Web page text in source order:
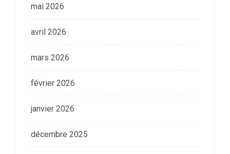
mai 2026
avril 2026
mars 2026
février 2026
janvier 2026
décembre 2025